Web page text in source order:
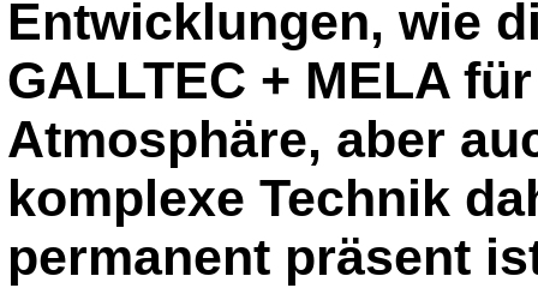
Entwicklungen, wie
GALLTEC + MELA
Atmosphäre, aber
komplexe Technik
permanent präsent